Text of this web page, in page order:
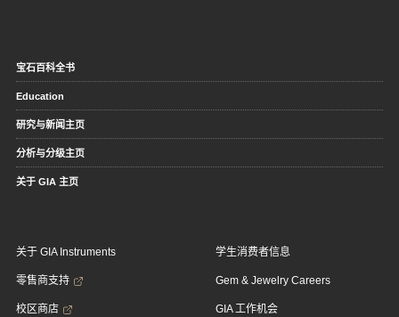
宝石百科全书
Education
研究与新闻主页
分析与分级主页
关于 GIA 主页
关于 GIA Instruments
零售商支持
校区商店
学生消费者信息
Gem & Jewelry Careers
GIA 工作机会